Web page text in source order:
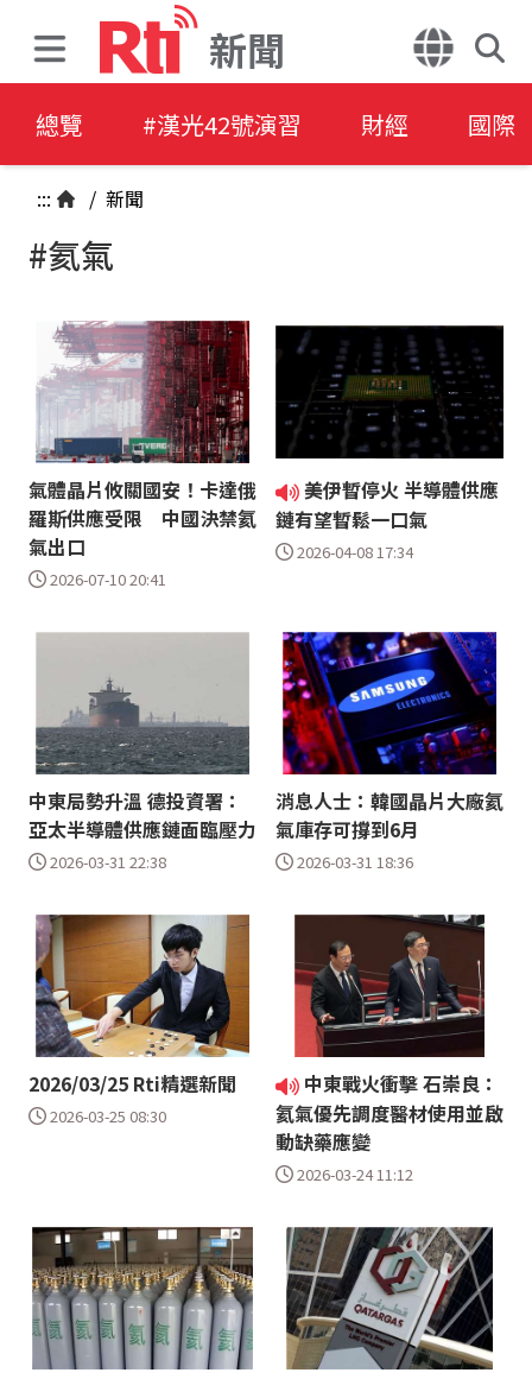
新聞
總覽 #漢光42號演習 財經 國際
::: / 新聞
#氦氣
氣體晶片攸關國安！卡達俄
羅斯供應受限 中國決禁氦
氣出口
2026-07-10 20:41
美伊暫停火 半導體供應
鏈有望暫鬆一口氣
2026-04-08 17:34
中東局勢升溫 德投資署：
亞太半導體供應鏈面臨壓力
2026-03-31 22:38
消息人士：韓國晶片大廠氦
氣庫存可撐到6月
2026-03-31 18:36
2026/03/25 Rti精選新聞
2026-03-25 08:30
中東戰火衝擊 石崇良：
氦氣優先調度醫材使用並啟
動缺藥應變
2026-03-24 11:12